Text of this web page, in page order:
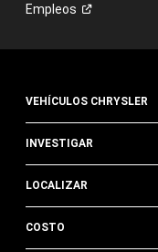
Empleos
VEHÍCULOS CHRYSLER
INVESTIGAR
LOCALIZAR
COSTO